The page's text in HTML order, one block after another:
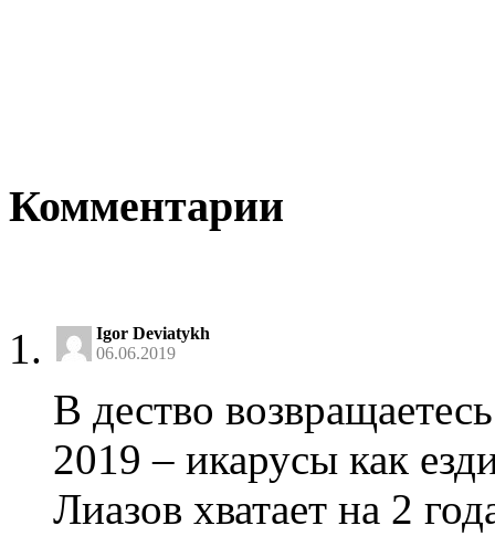
Комментарии
Igor Deviatykh
06.06.2019
В дество
2019 – икарусы как
Лиазов хватает на 2